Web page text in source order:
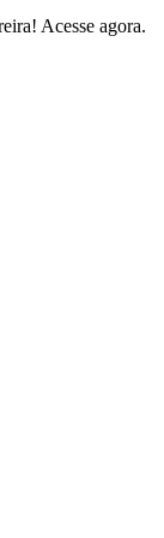
Acesse agora.